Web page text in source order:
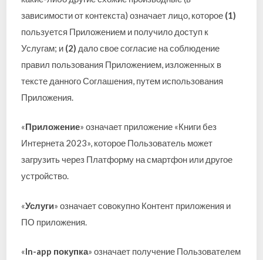
зависимости от контекста) означает лицо, которое (1)
пользуется Приложением и получило доступ к
Услугам; и (2) дало свое согласие на соблюдение
правил пользования Приложением, изложенных в
тексте данного Соглашения, путем использования
Приложения.
«Приложение» означает приложение «Книги без
Интернета 2023», которое Пользователь может
загрузить через Платформу на смартфон или другое
устройство.
«Услуги» означает совокупно Контент приложения и
ПО приложения.
«In-app покупка» означает получение Пользователем